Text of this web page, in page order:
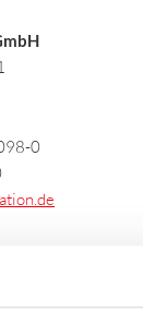
0
Local Court in